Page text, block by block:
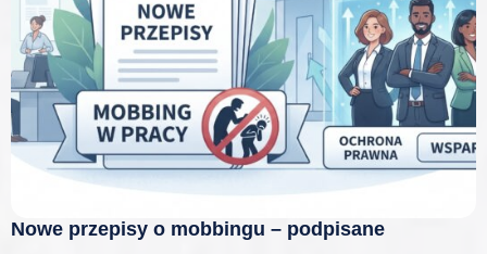
Nowe przepisy o mobbingu – podpisane